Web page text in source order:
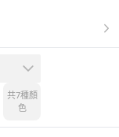
共7種顏
色